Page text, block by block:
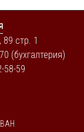
стр. 1
(бухгалтерия)
58-59
ВАН